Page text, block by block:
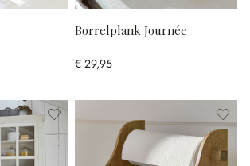
Borrelplank Journée
€ 29,95